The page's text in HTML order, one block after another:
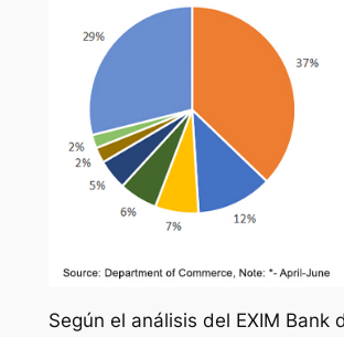
Según el análisis del EXIM Bank